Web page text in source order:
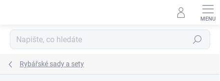
Hledat
Rybářské sady a sety